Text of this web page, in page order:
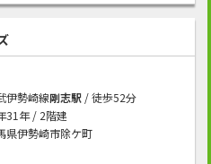
伊勢崎線剛志駅/ 徒歩52分
31年 / 2階建
県伊勢崎市除ケ町